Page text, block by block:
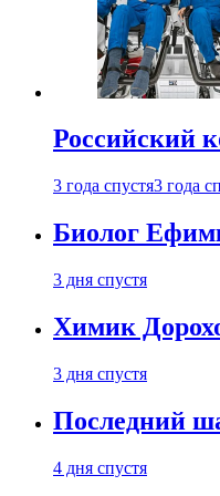
Российский
3 года спустя3 года
Биолог
3 дня спустя
Химик
3 дня спустя
Последний
4 дня спустя